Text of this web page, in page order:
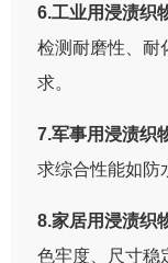
6.工业用浸渍织
检测耐磨性、耐
求。
7.军事用浸渍织
求综合性能如防
8.家居用浸渍织
色牢度、尺寸稳